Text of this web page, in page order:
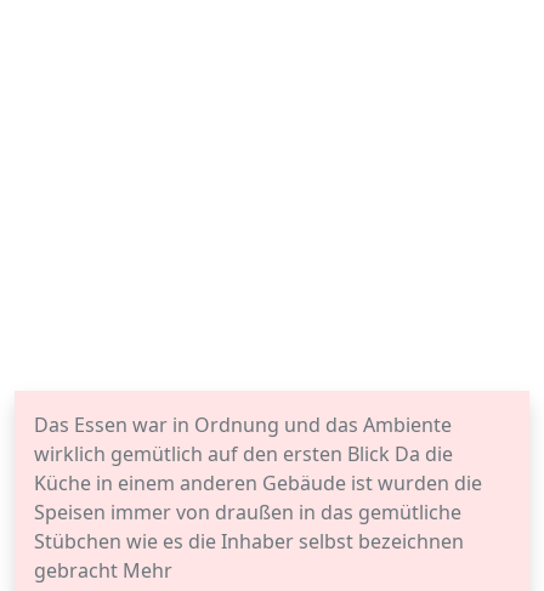
Das Essen war in Ordnung und das Ambiente
wirklich gemütlich auf den ersten Blick Da die
Küche in einem anderen Gebäude ist wurden die
Speisen immer von draußen in das gemütliche
Stübchen wie es die Inhaber selbst bezeichnen
gebracht Mehr